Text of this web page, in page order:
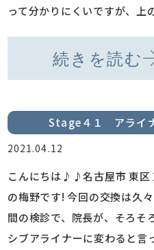
って分かりにくいですが、上
続きを読む
Stage４１ アライ
2021.04.12
こんにちは♪♪名古屋市 東区
の梅野です! 今回の交換は久
間の検診で、院長が、そろそ
シブアライナーに変わると言